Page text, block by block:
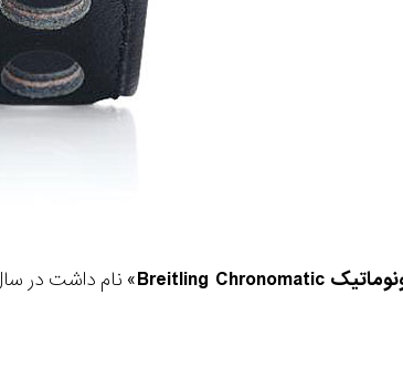
Breitling Chronomatic» نام داشت در